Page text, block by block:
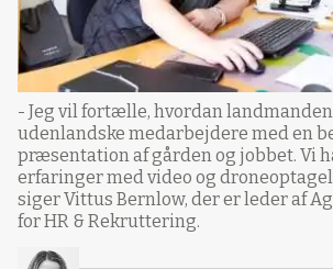
- Jeg vil fortælle, hvordan landmanden
udenlandske medarbejdere med en
præsentation af gården og jobbet. Vi
erfaringer med video og
siger Vittus Bernlow, der er leder af
for HR & Rekruttering.